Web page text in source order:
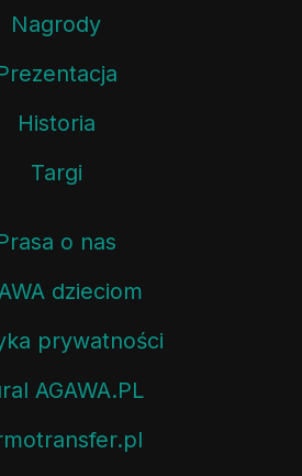
Nagrody
Historia
Targi
o nas
dzieciom
prywatności
AGAWA.PL